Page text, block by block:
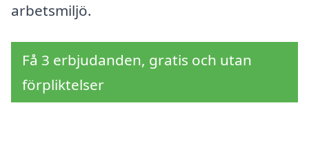
arbetsmiljö.
Få 3 erbjudanden, gratis och utan
förpliktelser